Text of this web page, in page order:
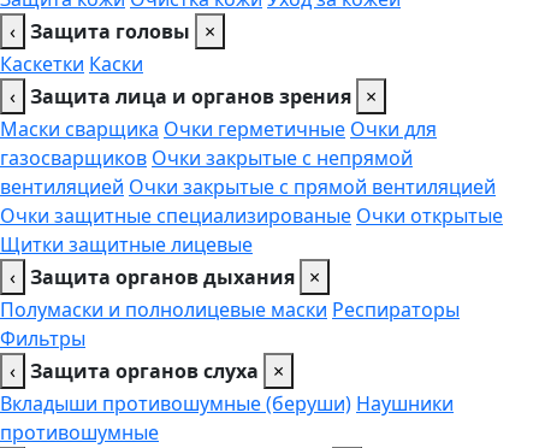
‹ Защита головы
×
Каскетки Каски
‹ Защита лица и органов зрения ×
Маски сварщика Очки герметичные Очки для
газосварщиков Очки закрытые с непрямой
вентиляцией Очки закрытые с прямой вентиляцией
Очки защитные специализированые Очки открытые
Щитки защитные лицевые
‹ Защита органов дыхания ×
Полумаски и полнолицевые маски Респираторы
Фильтры
‹ Защита органов слуха
×
Вкладыши противошумные (беруши) Наушники
противошумные